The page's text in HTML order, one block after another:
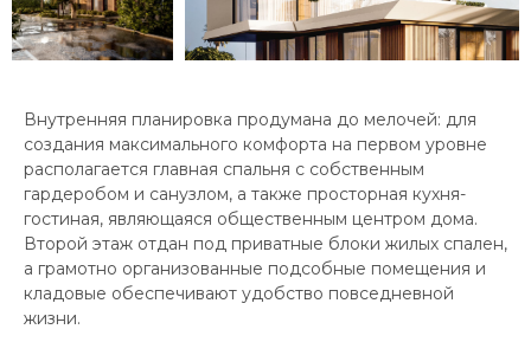
Внутренняя планировка продумана до мелочей: для
создания максимального комфорта на первом уровне
располагается главная спальня с собственным
гардеробом и санузлом, а также просторная кухня-
гостиная, являющаяся общественным центром дома.
Второй этаж отдан под приватные блоки жилых спален,
а грамотно организованные подсобные помещения и
кладовые обеспечивают удобство повседневной
жизни.